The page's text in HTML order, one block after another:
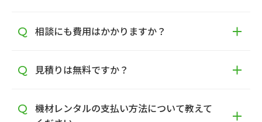
相談にも費用はかかりますか？
見積りは無料ですか？
機材レンタルの支払い方法について教えて